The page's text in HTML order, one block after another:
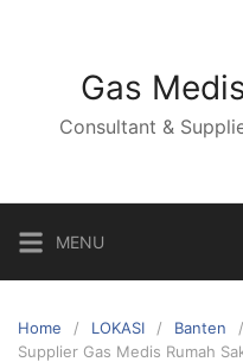
Gas
Consultant &
MENU
Home LOKASI
Banten
Supplier Gas Medis Rumah